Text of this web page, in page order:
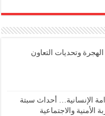
وتحديات التعاون
الإنسانية… أحداث سبتة
والاجتماعية